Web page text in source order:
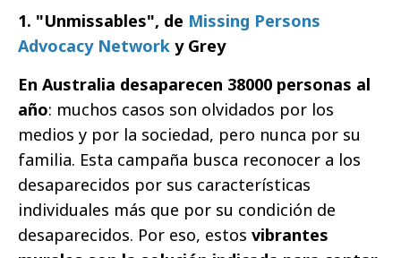
1. "Unmissables", de Missing Persons
Advocacy Network y Grey
En Australia desaparecen 38000 personas al
año: muchos casos son olvidados por los
medios y por la sociedad, pero nunca por su
familia. Esta campaña busca reconocer a los
desaparecidos por sus características
individuales más que por su condición de
desaparecidos. Por eso, estos vibrantes